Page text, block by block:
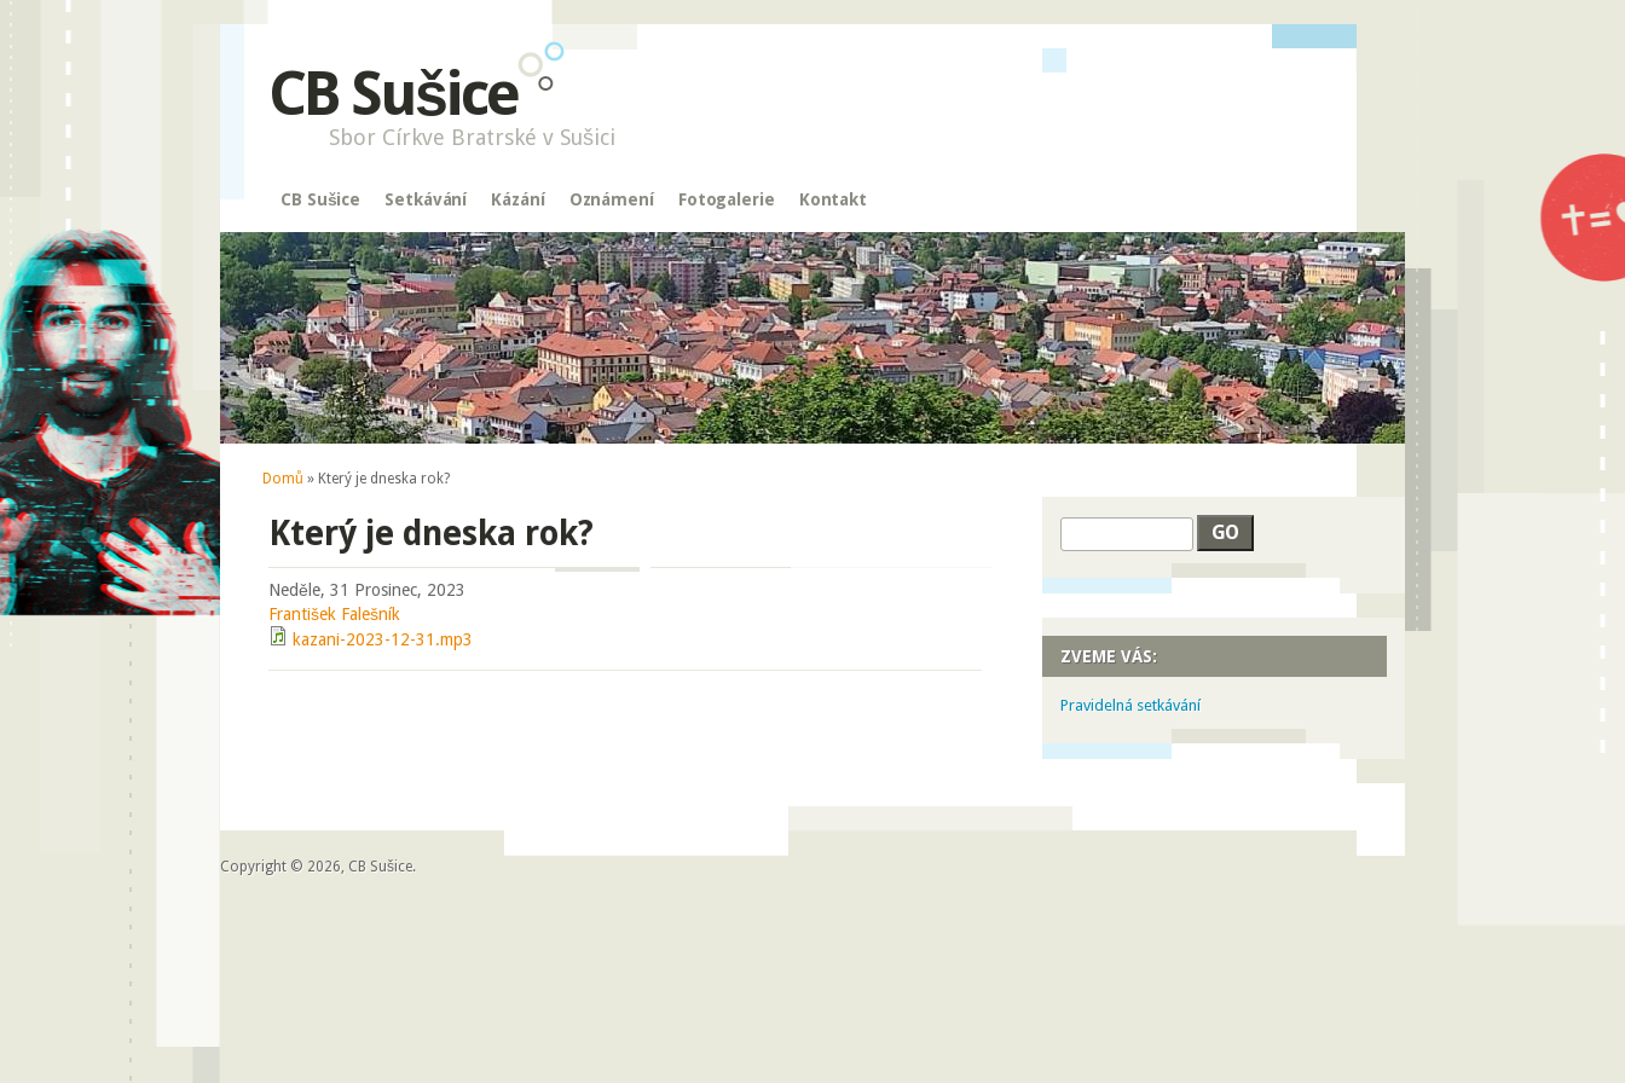
CB Sušice
Sbor Církve Bratrské v Sušici
CB Sušice Setkávání Kázání Oznámení Fotogalerie Kontakt
Jste zde
Domů » Který je dneska rok?
Který je dneska rok?
Neděle, 31 Prosinec, 2023
František Falešník
kazani-2023-12-31.mp3
Hledat
ZVEME VÁS:
Pravidelná setkávání
Copyright © 2026, CB Sušice.